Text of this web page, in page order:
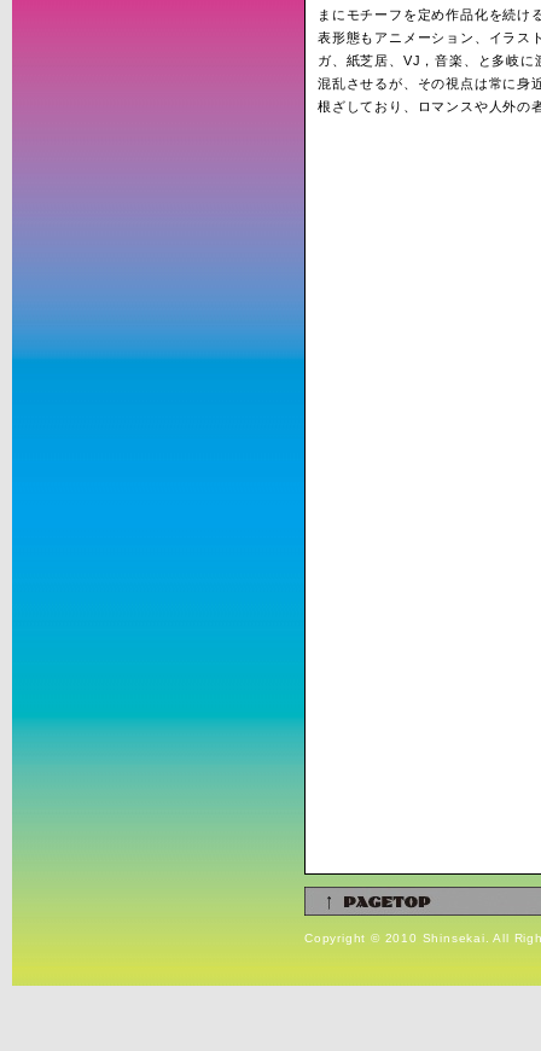
まにモチーフを定め作品化を続け
表形態もアニメーション、イラス
ガ、紙芝居、VJ，音楽、と多岐に
混乱させるが、その視点は常に身
根ざしており、ロマンスや人外の
Copyright © 2010 Shinsekai. All